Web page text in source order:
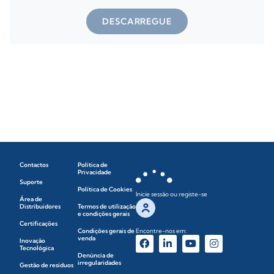
DESCARREGUE
Contactos
Suporte
Área de
Distribuidores
Certificações
Inovação
Tecnológica
Gestão de resíduos
Política de
Privacidade
Política de Cookies
Termos de utilização
e condições gerais
Condições gerais de
venda
Denúncia de
irregularidades
Inicie sessão ou registe-se
Encontre-nos em: